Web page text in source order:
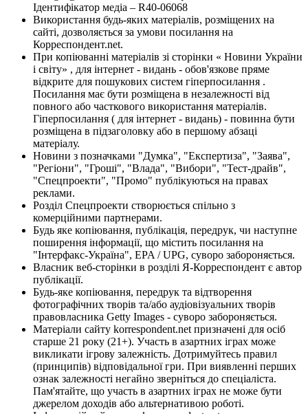
Ідентифікатор медіа – R40-06068
Використання будь-яких матеріалів, розміщених на
сайті, дозволяється за умови посилання на
Корреспондент.net.
При копіюванні матеріалів зі сторінки « Новини України
і світу» , для інтернет - видань - обов'язкове пряме
відкрите для пошукових систем гіперпосилання .
Посилання має бути розміщена в незалежності від
повного або часткового використання матеріалів.
Гіперпосилання ( для інтернет - видань) - повинна бути
розміщена в підзаголовку або в першому абзаці
матеріалу.
Новини з позначками "Думка", "Експертиза", "Заява",
"Регіони", "Гроші", "Влада", "Вибори", "Тест-драйв",
"Спецпроекти", "Промо" публікуються на правах
реклами.
Розділ Спецпроекти створюється спільно з
комерційними партнерами.
Будь яке копіювання, публікація, передрук, чи наступне
поширення інформації, що містить посилання на
"Інтерфакс-Україна", EPA / UPG, суворо забороняється.
Власник веб-сторінки в розділі Я-Корреспондент є автор
публікації.
Будь-яке копіювання, передрук та відтворення
фотографічних творів та/або аудіовізуальних творів
правовласника Getty Images - суворо забороняється.
Матеріали сайту korrespondent.net призначені для осіб
старше 21 року (21+). Участь в азартних іграх може
викликати ігрову залежність. Дотримуйтесь правил
(принципів) відповідальної гри. При виявленні перших
ознак залежності негайно зверніться до спеціаліста.
Пам'ятайте, що участь в азартних іграх не може бути
джерелом доходів або альтернативою роботі.